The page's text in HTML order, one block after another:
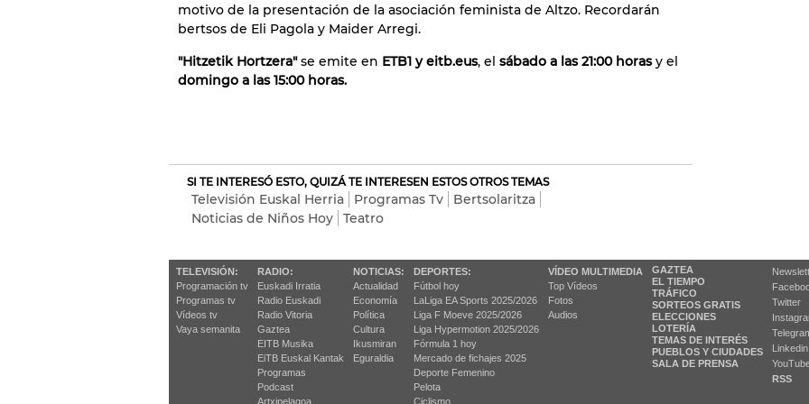
motivo de la presentación de la asociación feminista de Altzo. Recordarán
bertsos de Eli Pagola y Maider Arregi.
"Hitzetik Hortzera"se emite en ETB1 y eitb.eus, el sábado a las 21:00 horasy el
domingo a las 15:00 horas.
SI TE INTERESÓ ESTO, QUIZÁ TE INTERESEN ESTOS OTROS TEMAS
Televisión Euskal Herria Programas Tv
Bertsolaritza
Noticias de Niños Hoy
Teatro
TELEVISIÓN:
Programación tv
Programas tv
Vídeos tv
Vaya semanita
RADIO:
Euskadi Irratia
Radio Euskadi
Radio Vitoria
Gaztea
EITB Musika
EiTB Euskal Kantak
Programas
Podcast
Artxipelagoa
NOTICIAS:
Actualidad
Economía
Política
Cultura
Ikusmiran
Eguraldia
DEPORTES:
Fútbol hoy
LaLiga EA Sports 2025/2026
Liga F Moeve 2025/2026
Liga Hypermotion 2025/2026
Fórmula 1 hoy
Mercado de fichajes 2025
Deporte Femenino
Pelota
Ciclismo
VÍDEO MULTIMEDIA
Top Vídeos
Fotos
Audios
GAZTEA
EL TIEMPO
TRÁFICO
SORTEOS GRATIS
ELECCIONES
LOTERÍA
TEMAS DE INTERÉS
PUEBLOS Y CIUDADES
SALA DE PRENSA
Twitter
Linkedin
RSS